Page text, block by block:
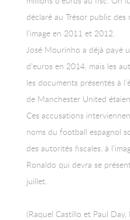
déclaré au Trésor public des
l’image en 2011 et 2012.
José Mourinho a déjà payé
d’euros en 2014, mais les
les documents présentés à
de Manchester United
Ces accusations
noms du football espagnol
des autorités fiscales, à
Ronaldo qui devra se
juillet.
(Raquel Castillo et Paul